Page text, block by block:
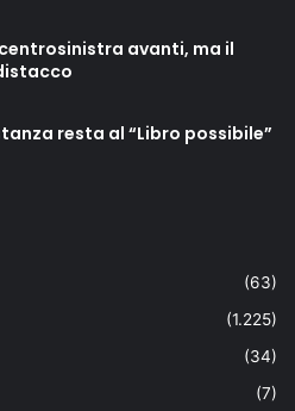
avanti, ma il
resta al “Libro possibile”
(63)
(1.225)
(34)
(7)